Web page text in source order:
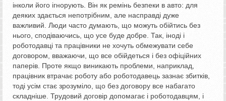
інколи його ігнорують. Він як ремінь безпеки в авто: для
деяких здається непотрібним, але насправді дуже
важливий. Люди часто думають, що можуть обійтись без
нього, сподіваючись, що усе буде добре. Так, іноді і
роботодавці та працівники не хочуть обмежувати себе
договором, вважаючи, що все обійдеться і без офіційних
паперів. Проте якщо виникають проблеми, наприклад,
працівник втрачає роботу або роботодавець зазнає збитків,
тоді усім стає зрозуміло, що без договору все набагато
складніше. Трудовий договір допомагає і роботодавцям, і